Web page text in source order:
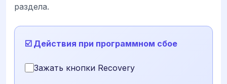
раздела.
☑️ Действия при программном сбое
Зажать кнопки Recovery